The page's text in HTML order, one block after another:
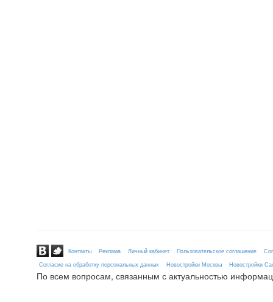
Контакты Реклама Личный кабинет Пользовательское соглашение
Согласие на обработку персональных данных
Новостройки Москвы Новостройки
По всем вопросам, связанным с актуальностью